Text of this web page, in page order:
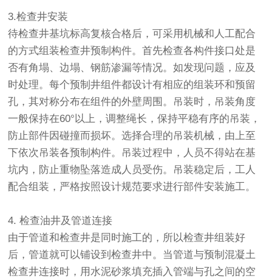
3.检查井安装
待检查井基坑标高复核合格后，可采用机械和人工配合
的方式组装检查井预制构件。首先检查各构件接口处是
否有角塌、边塌、钢筋渗漏等情况。如发现问题，应及
时处理。每个预制井组件都设计有相应的组装环和预留
孔，其对称分布在组件的外壁周围。吊装时，吊装角度
一般保持在60°以上，调整绳长，保持平稳有序的吊装，
防止部件因碰撞而损坏。选择合理的吊装机械，由上至
下依次吊装各预制构件。吊装过程中，人员不得站在基
坑内，防止重物坠落造成人员受伤。吊装稳定后，工人
配合组装，严格按照设计规范要求进行部件安装施工。
4. 检查油井及管道连接
由于管道和检查井是同时施工的，所以检查井组装好
后，管道就可以铺设到检查井中。当管道与预制混凝土
检查井连接时，用水泥砂浆填充插入管端与孔之间的空